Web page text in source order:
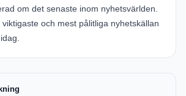
om det senaste inom nyhetsvärlden.
och mest pålitliga nyhetskällan